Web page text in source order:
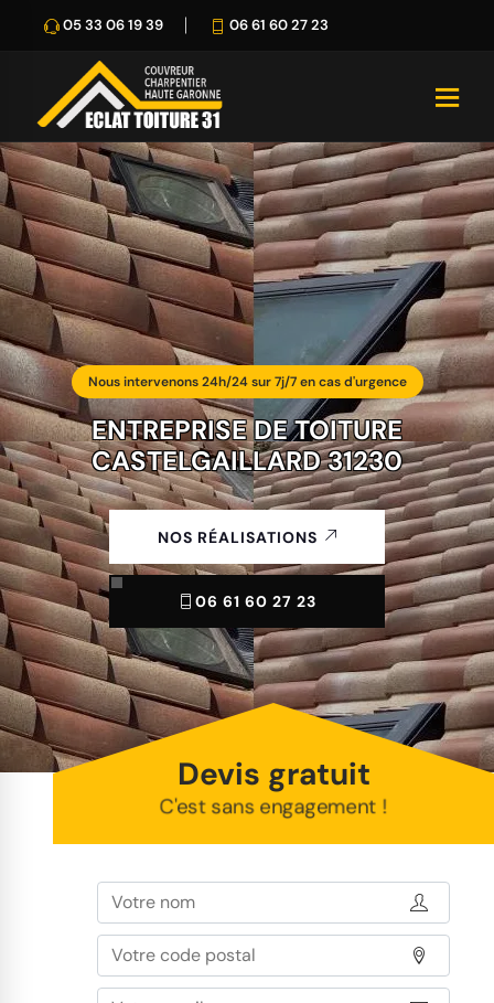
05 33 06 19 39 06 61 60 27 23
Nous intervenons 24h/24 sur 7j/7 en cas d'urgence
ENTREPRISE DE TOITURE
CASTELGAILLARD 31230
NOS RÉALISATIONS
06 61 60 27 23
Devis gratuit
C'est sans engagement !